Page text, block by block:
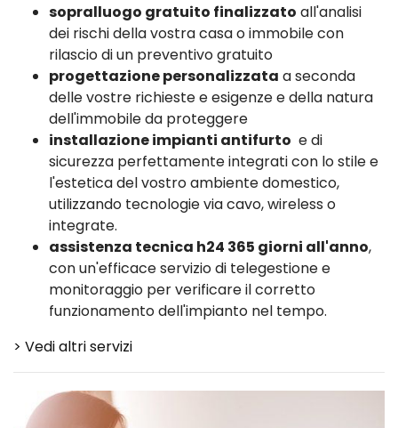
sopralluogo gratuito finalizzato all'analisi
dei rischi della vostra casa o immobile con
rilascio di un preventivo gratuito
progettazione personalizzata a seconda
delle vostre richieste e esigenze e della natura
dell'immobile da proteggere
installazione impianti antifurto e di
sicurezza perfettamente integrati con lo stile e
l'estetica del vostro ambiente domestico,
utilizzando tecnologie via cavo, wireless o
integrate.
assistenza tecnica h24 365 giorni all'anno,
con un'efficace servizio di telegestione e
monitoraggio per verificare il corretto
funzionamento dell'impianto nel tempo.
> Vedi altri servizi